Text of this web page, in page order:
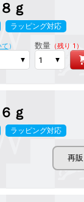
ｇ
ラッピング対応
て ） 数量（残り 1）
ｇ
ラッピング対応